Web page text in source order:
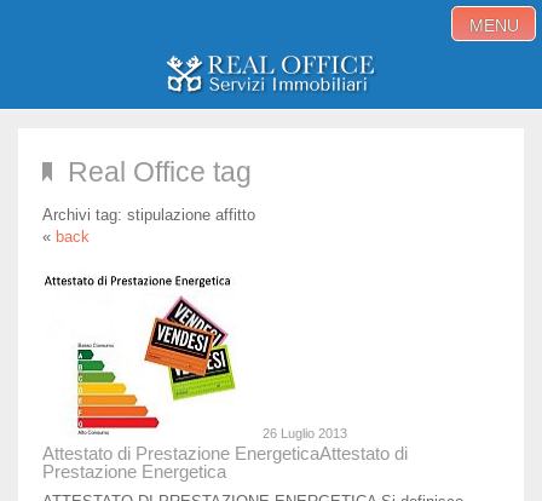
MENU
Immobili in vendita
Immobili in affitto
Proponi immobile
Real Office tag
Archivi tag: stipulazione affitto
« back
26 Luglio 2013
Attestato di Prestazione EnergeticaAttestato di
Prestazione Energetica